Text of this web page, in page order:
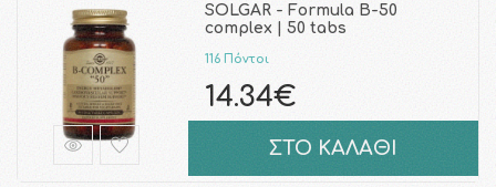
SOLGAR - Formula B-50
complex | 50 tabs
116 Πόντοι
14.34€
ΣΤΟ ΚΑΛΑΘΙ